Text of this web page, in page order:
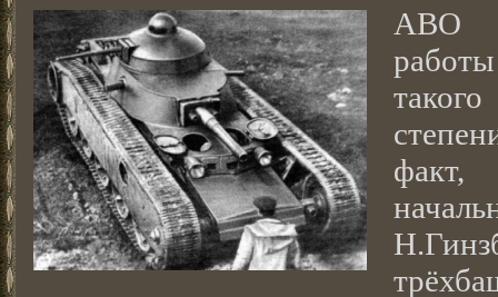
АВО